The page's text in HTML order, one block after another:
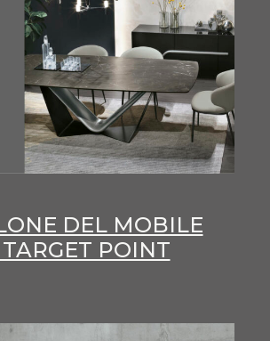
DEL MOBILE
POINT